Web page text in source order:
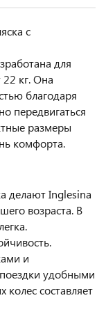
с
для
кг. Она
благодаря
передвигаться
размеры
комфорта.
делают Inglesina
возраста. В
и
удобными
составляет